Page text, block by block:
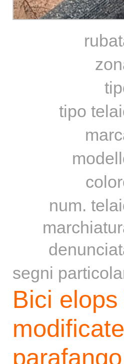
tipo
num.
segni
Bici